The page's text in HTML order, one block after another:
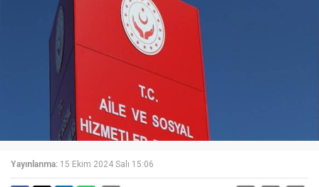
Yayınlanma: 15 Ekim 2024 Salı 15:06